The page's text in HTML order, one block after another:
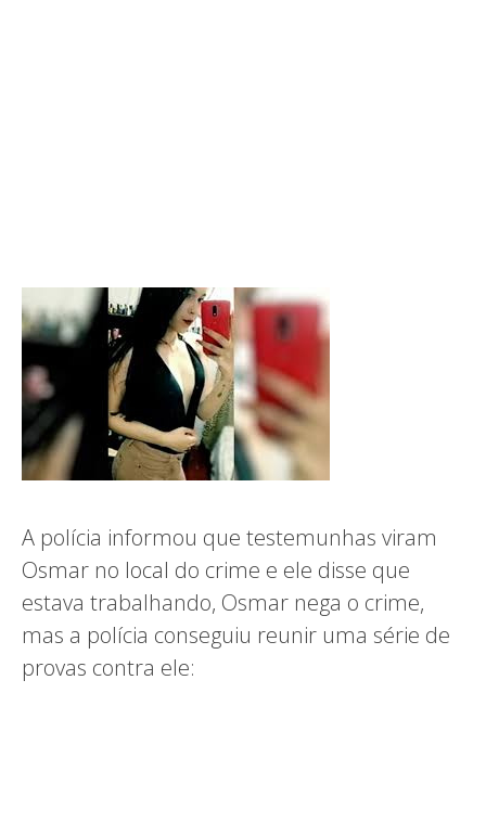
A polícia informou que testemunhas viram
Osmar no local do crime e ele disse que
estava trabalhando, Osmar nega o crime,
mas a polícia conseguiu reunir uma série de
provas contra ele: